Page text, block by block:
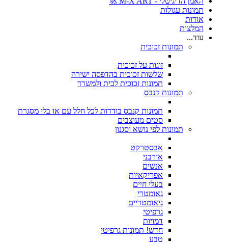
תמונות עגולות
אודות
המלצות
עוד...
תמונות זכוכית
זוגות על זכוכית
שלשות זכוכית בהדפסה ישירה
תמונות זכוכית לבית ולמשרד
תמונות קנבס
תמונות קנבס בודדות לכל חלל עם או בלי מסגרת
סטים מעוצבים
תמונות לפי נושא וסגנון
אבסטרקט
אורבני
אנשים
אפריקאיות
בעלי חיים
גאומטרי
גיאומטריים
גרפיטי
דמויות
חדש! תמונות גרפיטי
טבע